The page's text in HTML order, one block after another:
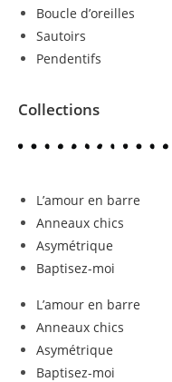
Boucle d’oreilles
Sautoirs
Pendentifs
Collections
L’amour en barre
Anneaux chics
Asymétrique
Baptisez-moi
L’amour en barre
Anneaux chics
Asymétrique
Baptisez-moi